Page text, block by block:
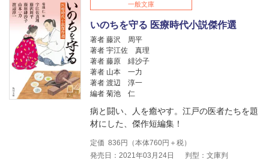
一般文庫
いのちを守る 医療時代小説傑作選
著者 藤沢 周平
著者 宇江佐 真理
著者 藤原 緋沙子
著者 山本 一力
著者 渡辺 淳一
編者 菊池 仁
病と闘い、人を癒やす。江戸の医者たちを題
材にした、傑作短編集！
定価 836 円（本体760円＋税）
発売日：2021年03月24日
判型：文庫判